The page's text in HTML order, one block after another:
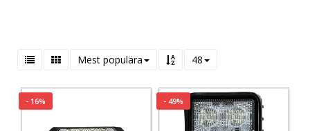
Mest populära 48
- 16% - 49%